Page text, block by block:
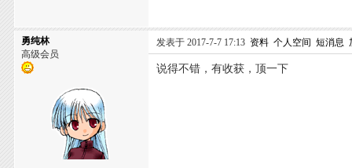
勇纯林
高级会员
发表于 2017-7-7 17:13 资料 个人空间 短消息
说得不错，有收获，顶一下